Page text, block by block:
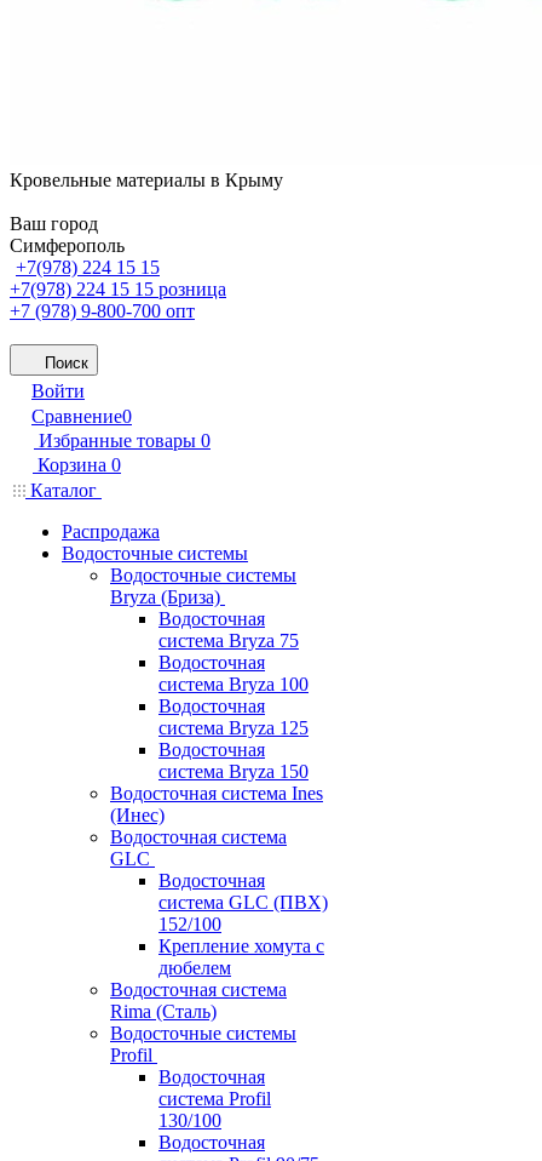
Кровельные материалы в Крыму
Ваш город
Симферополь
+7(978) 224 15 15
+7(978) 224 15 15 розница
+7 (978) 9-800-700 опт
Поиск
Войти
Сравнение0
Избранные товары 0
Корзина 0
Каталог
Распродажа
Водосточные системы
Водосточные системы
Bryza (Бриза)
Водосточная
система Bryza 75
Водосточная
система Bryza 100
Водосточная
система Bryza 125
Водосточная
система Bryza 150
Водосточная система Ines
(Инес)
Водосточная система
GLC
Водосточная
система GLC (ПВХ)
152/100
Крепление хомута с
дюбелем
Водосточная система
Rima (Сталь)
Водосточные системы
Profil
Водосточная
система Profil
130/100
Водосточная